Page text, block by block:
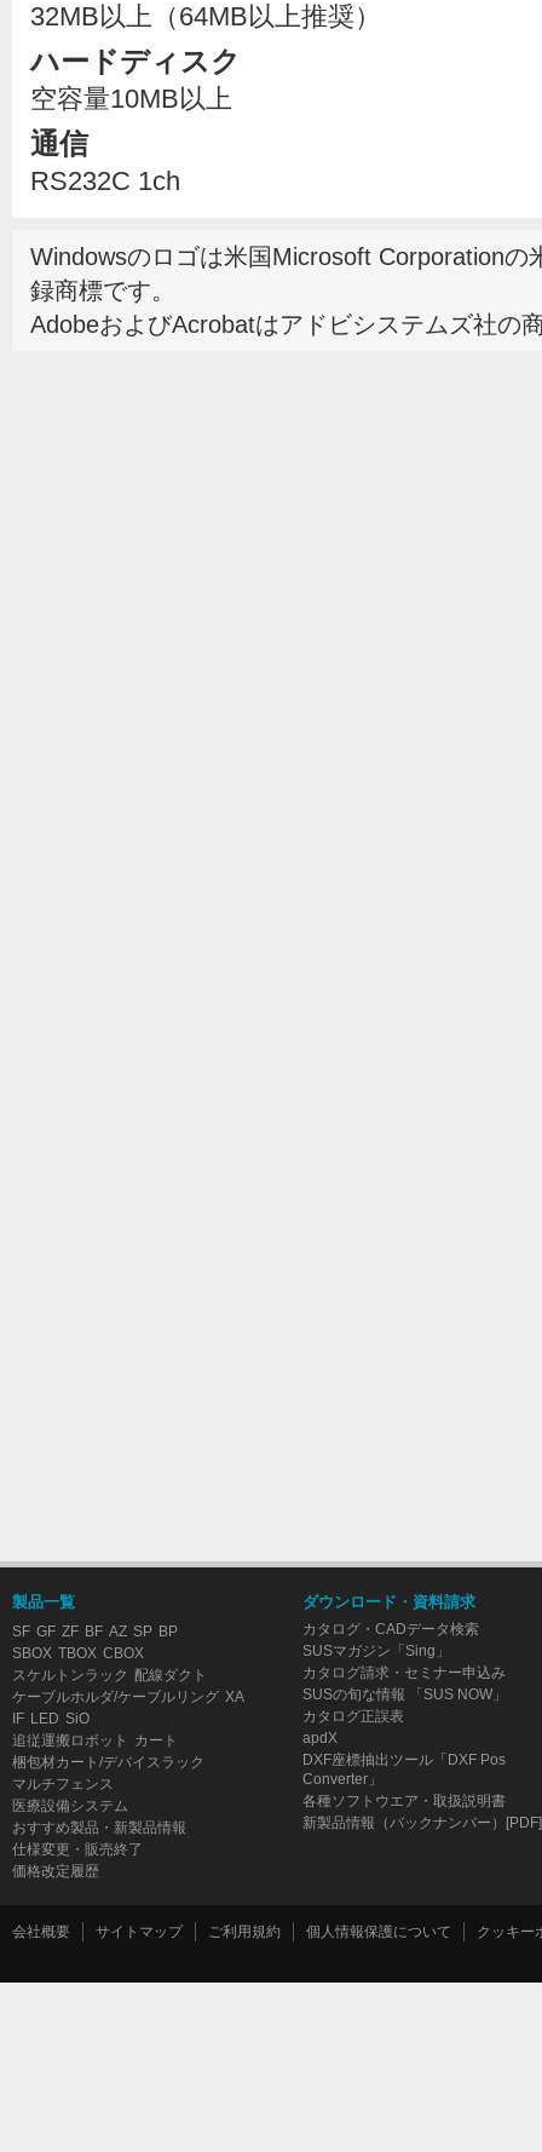
32MB以上（64MB以上推奨）
ハードディスク
空容量10MB以上
通信
RS232C 1ch
Windowsのロゴは米国Microsoft Corporationの
録商標です。
AdobeおよびAcrobatはアドビシステムズ社の
製品一覧
SF GF ZF BF AZ SP BP
SBOX TBOX CBOX
スケルトンラック 配線ダクト
ケーブルホルダ/ケーブルリング XA
IF LED SiO
追従運搬ロボット
カート
梱包材カート/デバイスラック
マルチフェンス
医療設備システム
おすすめ製品・新製品情報
仕様変更・販売終了
価格改定履歴
ダウンロード・資料請求
カタログ・CADデータ検索
SUSマガジン「Sing」
カタログ請求・セミナー申込み
SUSの旬な情報 「SUS NOW」
カタログ正誤表
apdX
DXF座標抽出ツール「DXF Pos
Converter」
各種ソフトウエア・取扱説明書
新製品情報（バックナンバー）[PDF]
会社概要 サイトマップ ご利用規約 個人情報保護について クッキー